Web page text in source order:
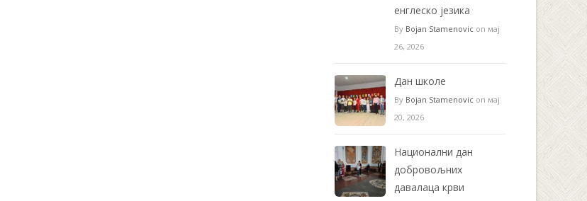
енглеско језика
By Bojan Stamenovic on мај
26, 2026
Дан школе
By Bojan Stamenovic on мај
20, 2026
Национални дан
добровољних
давалаца крви